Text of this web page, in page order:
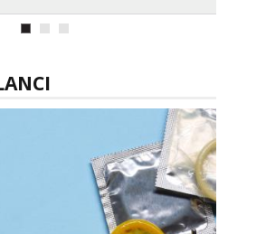
kombinacije halteri, haljine,